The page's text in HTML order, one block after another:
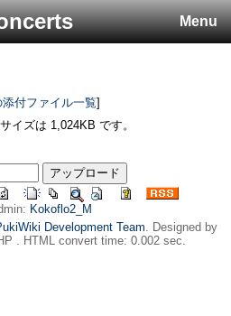
Menu
付ファイル一覧]
イズは 1,024KB です。
Kokoflo2_M
Development Team. Designed by
. HTML convert time: 0.002 sec.